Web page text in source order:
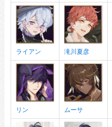
ライアン 滝川夏彦
リン ムーサ